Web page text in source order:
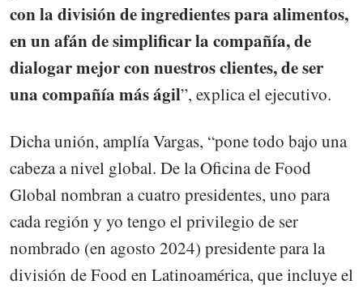
con la división de ingredientes para alimentos,
en un afán de simplificar la compañía, de
dialogar mejor con nuestros clientes, de ser
una compañía más ágil”, explica el ejecutivo.
Dicha unión, amplía Vargas, “pone todo bajo una
cabeza a nivel global. De la Oficina de Food
Global nombran a cuatro presidentes, uno para
cada región y yo tengo el privilegio de ser
nombrado (en agosto 2024) presidente para la
división de Food en Latinoamérica, que incluye el